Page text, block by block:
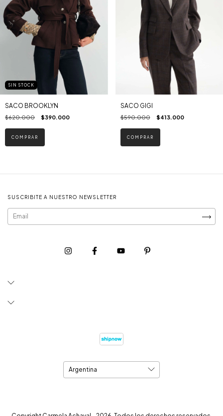
SIN STOCK
SACO BROOKLYN
$620.000 $390.000
COMPRAR
SACO GIGI
$590.000 $413.000
COMPRAR
SUSCRIBITE A NUESTRO NEWSLETTER